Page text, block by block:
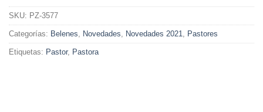
SKU: PZ-3577
Categorías: Belenes, Novedades, Novedades 2021, Pastores
Etiquetas: Pastor, Pastora